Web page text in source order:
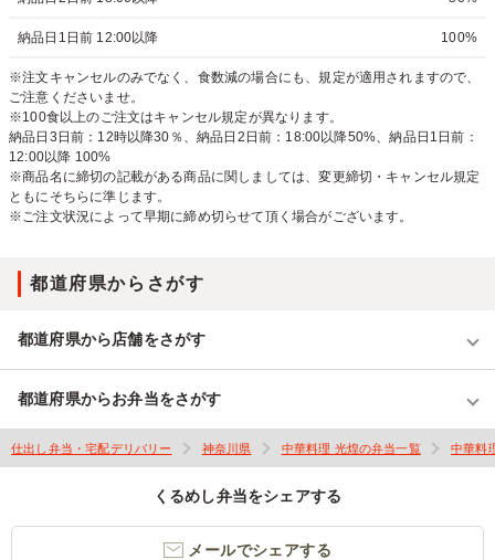
納品日1日前 12:00以降 100%
※注文キャンセルのみでなく、食数減の場合にも、規定が適用されますので、
ご注意くださいませ。
※100食以上のご注文はキャンセル規定が異なります。
納品日3日前：12時以降30％、納品日2日前：18:00以降50%、納品日1日前：
12:00以降 100%
※商品名に締切の記載がある商品に関しましては、変更締切・キャンセル規定
ともにそちらに準じます。
※ご注文状況によって早期に締め切らせて頂く場合がございます。
都道府県からさがす
都道府県から店舗をさがす
都道府県からお弁当をさがす
仕出し弁当・宅配デリバリー 神奈川県 中華料理 光煌の弁当一覧 中華料
くるめし弁当をシェアする
メールでシェアする